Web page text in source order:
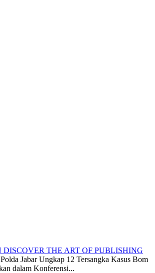
DISCOVER THE ART OF PUBLISHING
Polda Jabar Ungkap 12 Tersangka Kasus Bom
dalam Konferensi...